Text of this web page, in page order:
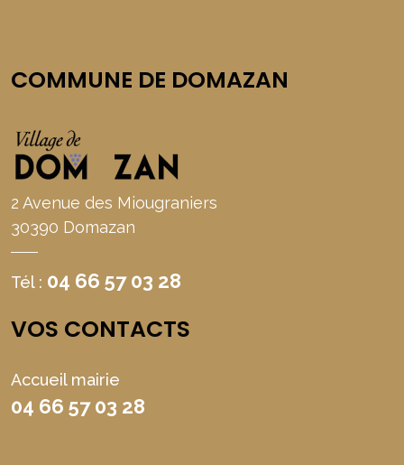
COMMUNE DE DOMAZAN
2 Avenue des Miougraniers
30390 Domazan
Tél : 04 66 57 03 28
VOS CONTACTS
Accueil mairie
04 66 57 03 28